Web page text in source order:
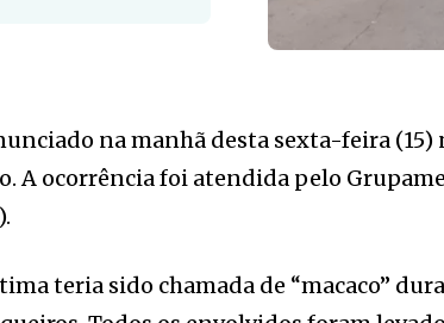
na manhã desta sexta-feira (15)
A ocorrência foi atendida pelo
teria sido chamada de “macaco”